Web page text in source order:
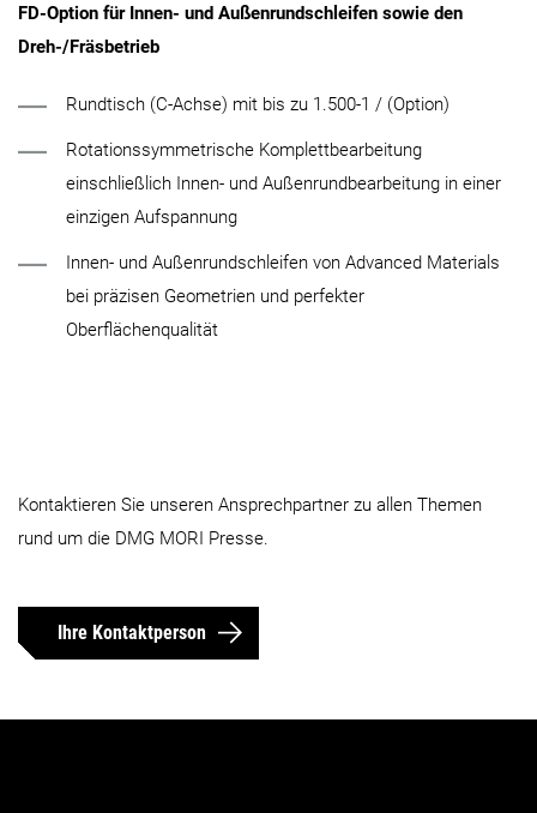
FD-Option für Innen- und Außenrundschleifen sowie den
Dreh-/Fräsbetrieb
Rundtisch (C-Achse) mit bis zu 1.500-1 / (Option)
Rotationssymmetrische Komplettbearbeitung
einschließlich Innen- und Außenrundbearbeitung in einer
einzigen Aufspannung
Innen- und Außenrundschleifen von Advanced Materials
bei präzisen Geometrien und perfekter
Oberflächenqualität
Kontaktieren Sie unseren Ansprechpartner zu allen Themen
rund um die DMG MORI Presse.
Ihre Kontaktperson